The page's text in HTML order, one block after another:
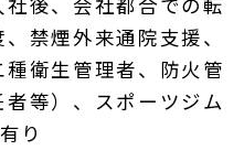
禁煙外来通院支援、
衛生管理者、防火管
等）、スポーツジム
り